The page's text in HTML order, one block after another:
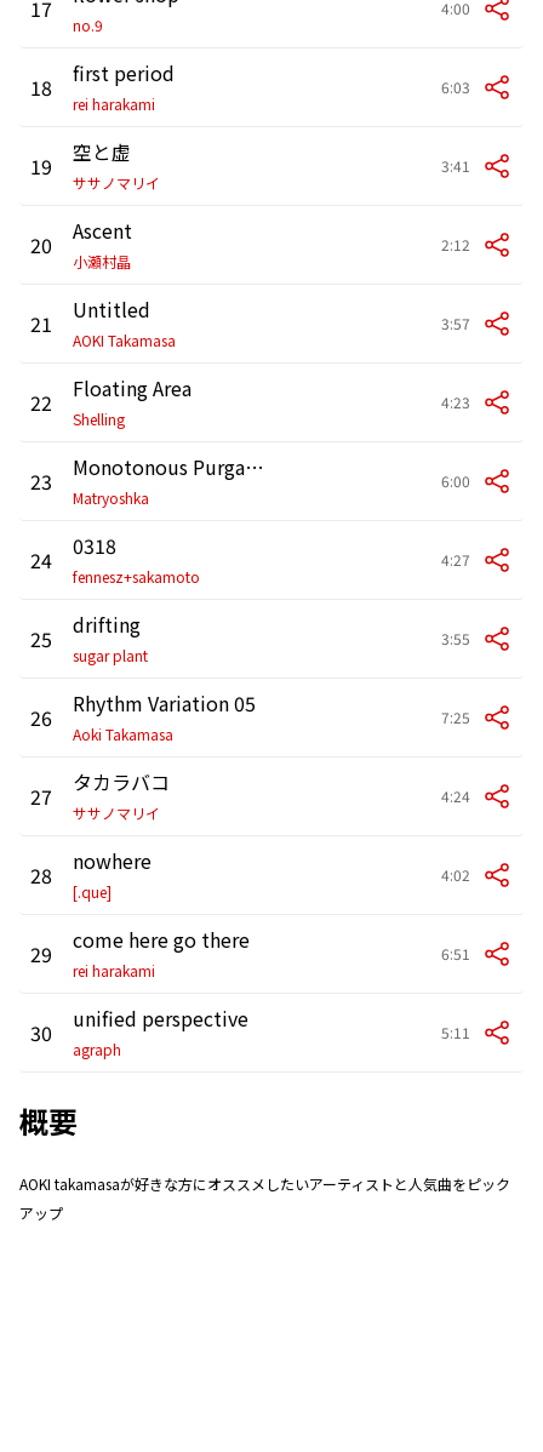
17
no.9
4:00
18 first period
rei harakami
6:03
19 空と虚
ササノマリイ
3:41
20 Ascent
小瀬村晶
2:12
21 Untitled
AOKI Takamasa
3:57
22 Floating Area
Shelling
4:23
23 Monotonous Purgatory
Matryoshka
6:00
24 0318
fennesz+sakamoto
4:27
25 drifting
sugar plant
3:55
26 Rhythm Variation 05
Aoki Takamasa
7:25
27 タカラバコ
ササノマリイ
4:24
28 nowhere
[.que]
4:02
29 come here go there
rei harakami
6:51
30 unified perspective
agraph
5:11
概要
AOKI takamasaが好きな方にオススメしたいアーティストと人気曲をピック
アップ